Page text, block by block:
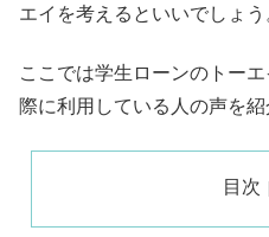
エイを考えるといいでしょう
ここでは学生ローンのトー
際に利用している人の声を紹
目次